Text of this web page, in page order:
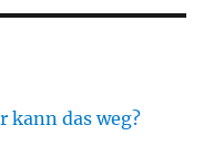
kann das weg?